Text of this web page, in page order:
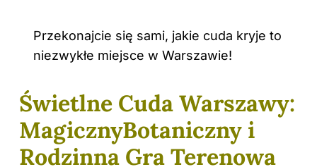
Przekonajcie się sami, jakie cuda kryje to
niezwykłe miejsce w Warszawie!
Świetlne Cuda Warszawy:
MagicznyBotaniczny i
Rodzinna Gra Terenowa